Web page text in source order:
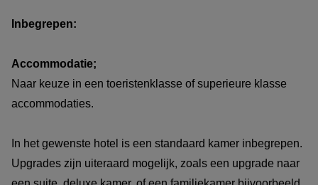
de samenstelling van uw reisgezelschap. De gemiddelde
met twee personen of bijvoorbeeld een reis met 4
personen boekt.
toeristenklasse accommodatie, superieure klasse
accommodatie of een mix ervan.
Inbegrepen:
Accommodatie;
Naar keuze in een toeristenklasse of superieure klasse
accommodaties.
In het gewenste hotel is een standaard kamer inbegrepen.
Upgrades zijn uiteraard mogelijk, zoals een upgrade naar